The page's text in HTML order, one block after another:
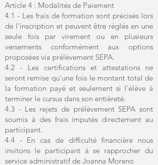
Article 4 : Modalités de Paiement
4.1 - Les frais de formation sont précisés lors
de l'inscription et peuvent être réglés en une
seule fois par virement ou en plusieurs
versements conformément aux options
proposées via prélèvement SEPA.
4.2 - Les certifications et attestations ne
seront remise qu'une fois le montant total de
la formation payé et seulement si l'élève à
terminer le cursus dans son entièreté.
4.3 - Les rejets de prélèvement SEPA sont
soumis à des frais imputés directement au
participant.
4.4 - En cas de difficulté financière nous
invitons le participant à se rapprocher du
service administratif de Joanna Moreno